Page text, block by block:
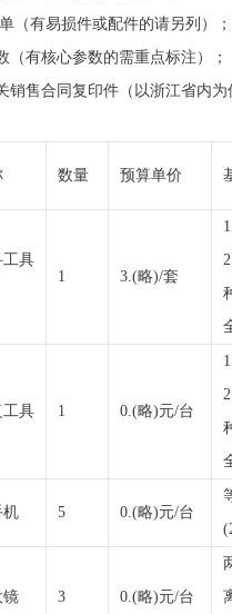
（有易损件或配件的请另列）；
（有核心参数的需重点标注）；
销售合同复印件（以浙江省内为
数量 预算单价
工具
1 3.(略)/套
工具 1 0.(略)元/台
机 5 0.(略)元/台
镜 3 0.(略)元/台